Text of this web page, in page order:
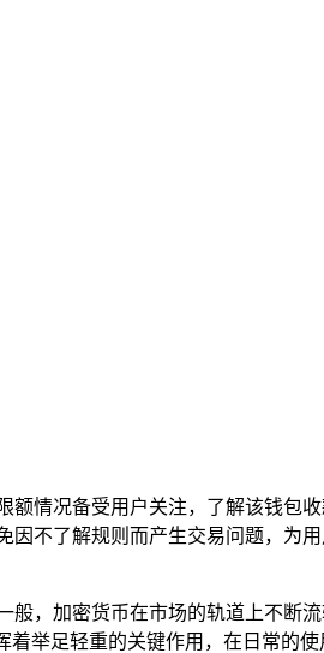
额情况备受用户关注，了解该钱包
因不了解规则而产生交易问题，为
，加密货币在市场的轨道上不断
举足轻重的关键作用，在日常的使